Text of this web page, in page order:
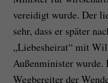
vereidigt wurde. Der
sehr, dass er später
„Liebesheirat“ mit
Außenminister wurde.
Wegbereiter der